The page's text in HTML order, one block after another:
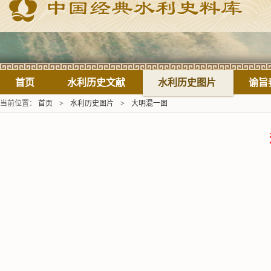
首页 水利历史文献 水利历史图片 谕旨
当前位置： 首页 > 水利历史图片 > 大明混一图